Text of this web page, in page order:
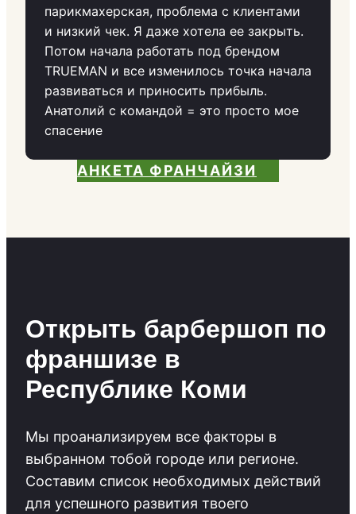
парикмахерская, проблема с клиентами
и низкий чек. Я даже хотела ее закрыть.
Потом начала работать под брендом
TRUEMAN и все изменилось точка начала
развиваться и приносить прибыль.
Анатолий с командой = это просто мое
спасение
АНКЕТА ФРАНЧАЙЗИ
Открыть барбершоп по
франшизе в
Республике Коми
Мы проанализируем все факторы в
выбранном тобой городе или регионе.
Cоставим список необходимых действий
для успешного развития твоего